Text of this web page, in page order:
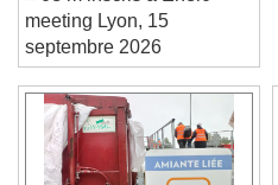
Video Player is loading.
Play Video
Je m’inscris à EnerJ-
meeting Lyon, 15
septembre 2026